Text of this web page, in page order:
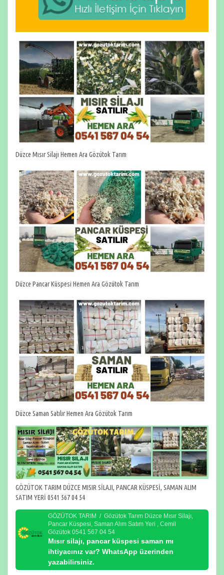
Düzce Mısır Silajı Hemen Ara Gözütok Tarım
Düzce Pancar Küspesi Hemen Ara Gözütok Tarım
Düzce Saman Satılır Hemen Ara Gözütok Tarım
GÖZÜTOK TARIM DÜZCE MISIR SİLAJI, PANCAR KÜSPESİ, SAMAN ALIM
SATIM YERİ 0541 567 04 54
GÖZÜTOK TARIM / Gözütok Tarım Düzce Mısır Silajı,
Pancar Küspesi, Saman Alım Satım Yeri , Cemil
Gözütok 0541 567 04 54
Mısır silajı, pancar küspesi saman mı
ihtiyacınız var? WhatsApp üzerinden
yazabilirsiniz.